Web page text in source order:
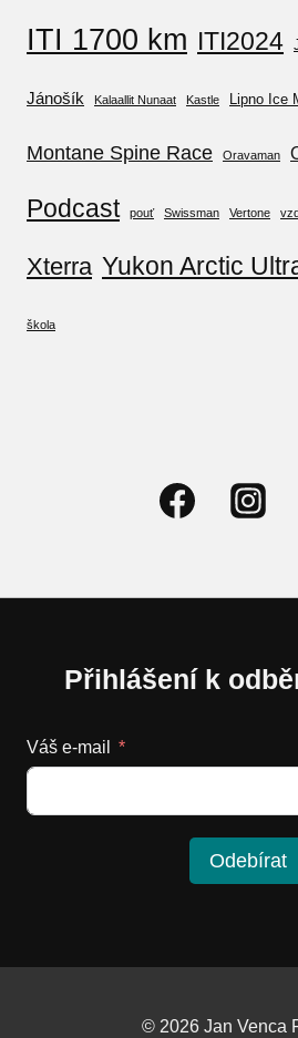
ITI 1700 km ITI2024
Jánošík Kalaallit Nunaat Kastle Lipno Ice
Montane Spine Race Oravaman
Podcast pouť Swissman Vertone
Xterra Yukon Arctic
škola
Přihlášení k
Váš e-mail
Odebírat
© 2026 Jan Venca